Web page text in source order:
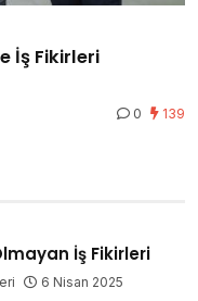
İş Fikirleri
0 139
İş Fikirleri
6 Nisan 2025